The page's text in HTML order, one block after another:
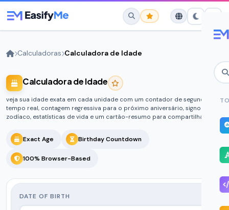
No favorites yet.
Star any tool to save it here for quick
access.
Calculadoras Calculadora de Idade
Calculadora de Idade
veja sua idade exata em cada unidade com um contador de segundos em
tempo real, contagem regressiva para o próximo aniversário, signo do
zodíaco, estatísticas de vida e um cartão-resumo para compartilhar.
Exact Age Birthday Countdown
100% Browser-Based
DATE OF BIRTH